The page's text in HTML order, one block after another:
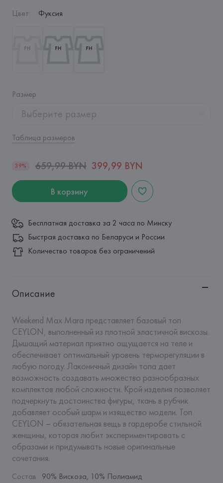
Цвет: Фуксия
Размер:
Выберите размер
Таблица размеров
39% 659,99 BYN 399,99 BYN
В корзину
Бесплатная доставка за 2 часа по Минску
Быстрая доставка по Беларуси и России
Количество товаров без ограничений
Описание
Weekend Max Mara представляет базовый топ
CEYLON, выполненный из плотной эластичной вискозы.
Дышащий материал приятно ощущается на теле и
обеспечивает оптимальный уровень терморегуляции в
любую погоду. Лаконичный дизайн топа дает
возможность создавать множество разнообразных
комплектов любой сложности. Крой изделия позволяет
подчеркнуть достоинства фигуры, ткань в рубчик
добавляет особый шарм и изящество модели. Топ
CEYLON – обязательная вещь в гардеробе стильной
женщины, которая любит экспериментировать с
образами и придумывать новые оригинальные
сочетания.
Состав: 90% Вискоза, 10% Полиамид